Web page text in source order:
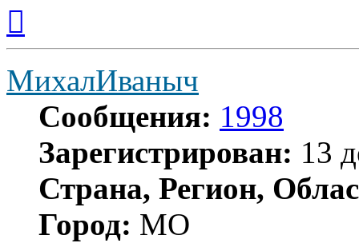
началу
МихалИваныч
Сообщения: 1998
Зарегистрирован: 13
Страна, Регион,
Город: МО